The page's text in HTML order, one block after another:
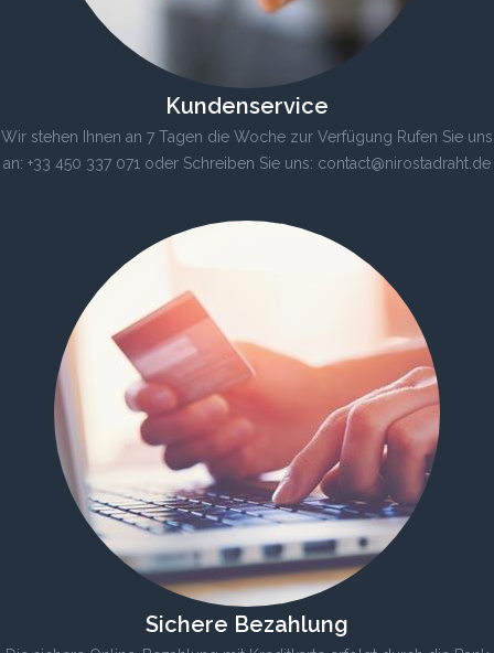
Kundenservice
Wir stehen Ihnen an 7 Tagen die Woche zur Verfügung Rufen Sie uns
an: +33 450 337 071 oder Schreiben Sie uns: contact@nirostadraht.de
Sichere Bezahlung